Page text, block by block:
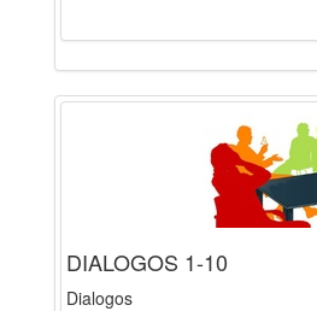
DIALOGOS 1-10
Dialogos